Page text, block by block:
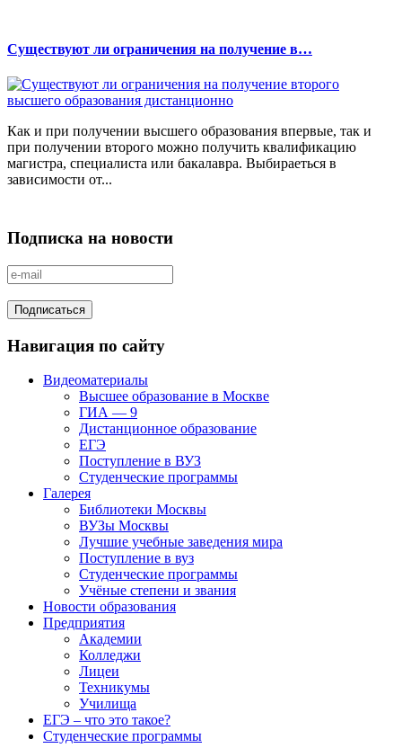
Существуют ли ограничения на получение в…
Как и при получении высшего образования впервые, так и
при получении второго можно получить квалификацию
магистра, специалиста или бакалавра. Выбираеться в
зависимости от...
Подписка на новости
Навигация по сайту
Видеоматериалы
Высшее образование в Москве
ГИА — 9
Дистанционное образование
ЕГЭ
Поступление в ВУЗ
Студенческие программы
Галерея
Библиотеки Москвы
ВУЗы Москвы
Лучшие учебные заведения мира
Поступление в вуз
Студенческие программы
Учёные степени и звания
Новости образования
Предприятия
Академии
Колледжи
Лицеи
Техникумы
Училища
ЕГЭ – что это такое?
Студенческие программы